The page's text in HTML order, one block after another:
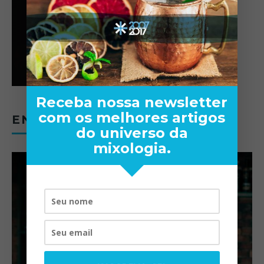
ENTREVISTAS
Receba nossa newsletter
com os melhores artigos
do universo da
mixologia.